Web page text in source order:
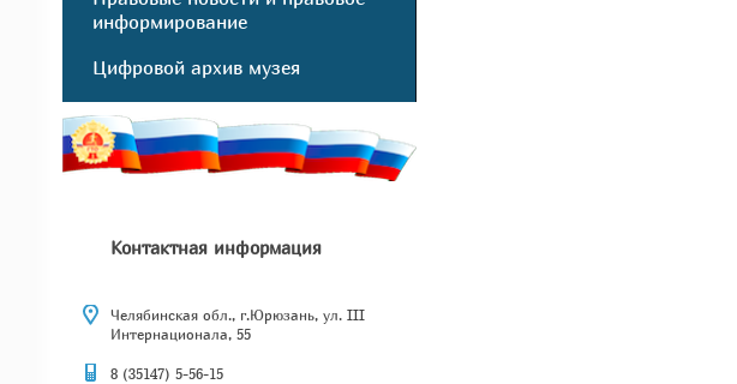
информирование
Цифровой архив музея
Контактная информация
Челябинская обл., г.Юрюзань, ул. III
Интернационала, 55
8 (35147) 5-56-15